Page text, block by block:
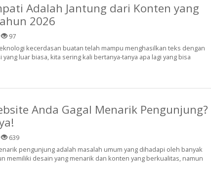
Adalah Jantung dari Konten yang
2026
97
kecerdasan buatan telah mampu menghasilkan teks dengan
luar biasa, kita sering kali bertanya-tanya apa lagi yang bisa
Anda Gagal Menarik Pengunjung?
639
pengunjung adalah masalah umum yang dihadapi oleh banyak
memiliki desain yang menarik dan konten yang berkualitas, namun